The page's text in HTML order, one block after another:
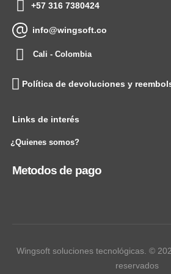
+57 316 7380424
info@wingsoft.co
Cali - Colombia
Política de devoluciones y
Links de interés
¿Quienes somos?
Metodos de pago
Wingsoft soluciones tecnológicas. ©
reservados